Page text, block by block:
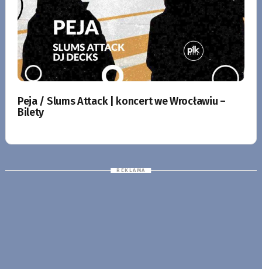
Peja / Slums Attack | koncert we Wrocławiu –
Bilety